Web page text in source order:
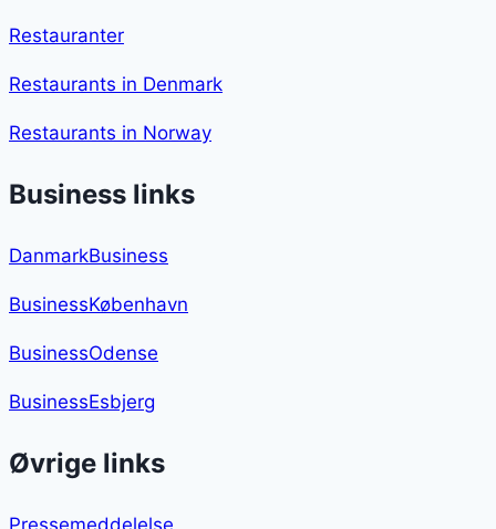
Restauranter
Restaurants in Denmark
Restaurants in Norway
Business links
DanmarkBusiness
BusinessKøbenhavn
BusinessOdense
BusinessEsbjerg
Øvrige links